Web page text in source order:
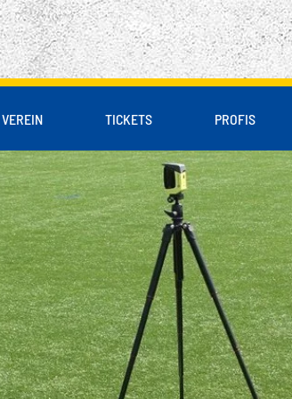
VEREIN
UNSER LEITBILD
TICKETS PROFIS
PARTNER